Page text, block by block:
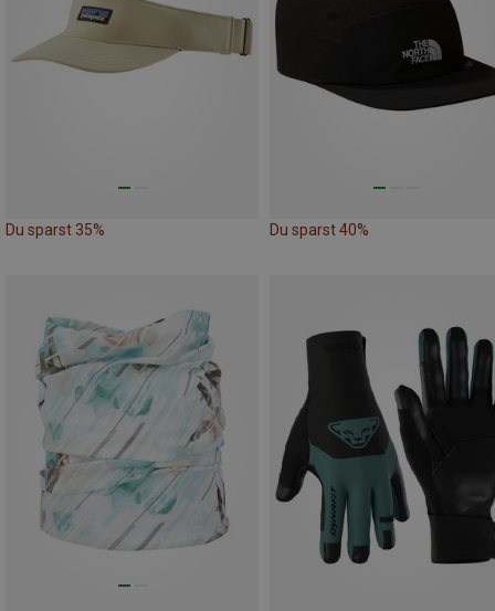
Du sparst 35% Du sparst 40%